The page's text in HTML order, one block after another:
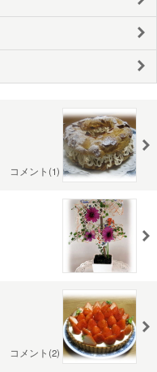
コメント(1)
コメント(2)